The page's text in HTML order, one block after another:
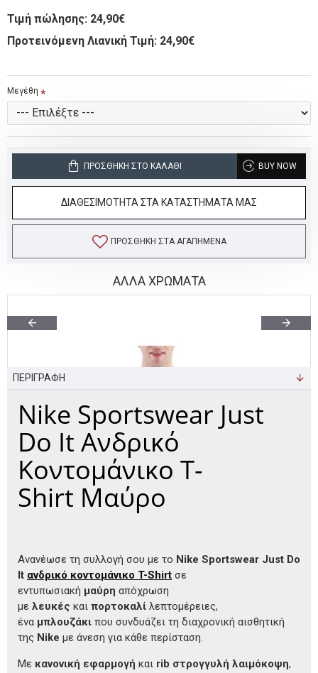
Τιμή πώλησης: 24,90€
Προτεινόμενη Λιανική Τιμή: 24,90€
Μεγέθη
ΠΡΟΣΘΉΚΗ ΣΤΟ ΚΑΛΆΘΙ BUY NOW
ΔΙΑΘΕΣΙΜΟΤΗΤΑ ΣΤΑ ΚΑΤΑΣΤΗΜΑΤΑ ΜΑΣ
ΠΡΟΣΘΉΚΗ ΣΤΑ ΑΓΑΠΗΜΈΝΑ
ΑΛΛΑ ΧΡΩΜΑΤΑ
ΠΕΡΙΓΡΑΦΗ
Nike Sportswear Just
Do It Ανδρικό
Κοντομάνικο T-
Shirt Μαύρο
Ανανέωσε τη συλλογή σου με το Nike Sportswear Just Do
It ανδρικό κοντομάνικο T-Shirt σε
εντυπωσιακή μαύρη απόχρωση
με λευκές και πορτοκαλί λεπτομέρειες,
ένα μπλουζάκι που συνδυάζει τη διαχρονική αισθητική
της Nike με άνεση για κάθε περίσταση.
Με κανονική εφαρμογή και rib στρογγυλή λαιμόκοψη,